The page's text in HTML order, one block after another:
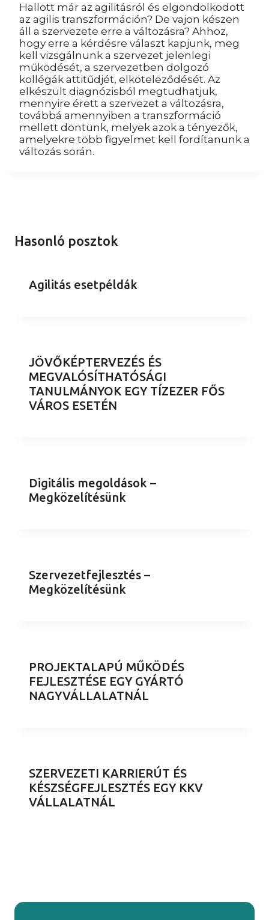
Hallott már az agilitásról és elgondolkodott
az agilis transzformáción? De vajon készen
áll a szervezete erre a változásra? Ahhoz,
hogy erre a kérdésre választ kapjunk, meg
kell vizsgálnunk a szervezet jelenlegi
működését, a szervezetben dolgozó
kollégák attitűdjét, elköteleződését. Az
elkészült diagnózisból megtudhatjuk,
mennyire érett a szervezet a változásra,
továbbá amennyiben a transzformáció
mellett döntünk, melyek azok a tényezők,
amelyekre több figyelmet kell fordítanunk a
változás során.
Hasonló posztok
Agilitás esetpéldák
JÖVŐKÉPTERVEZÉS ÉS
MEGVALÓSÍTHATÓSÁGI
TANULMÁNYOK EGY TÍZEZER FŐS
VÁROS ESETÉN
Digitális megoldások –
Megközelítésünk
Szervezetfejlesztés –
Megközelítésünk
PROJEKTALAPÚ MŰKÖDÉS
FEJLESZTÉSE EGY GYÁRTÓ
NAGYVÁLLALATNÁL
SZERVEZETI KARRIERÚT ÉS
KÉSZSÉGFEJLESZTÉS EGY KKV
VÁLLALATNÁL